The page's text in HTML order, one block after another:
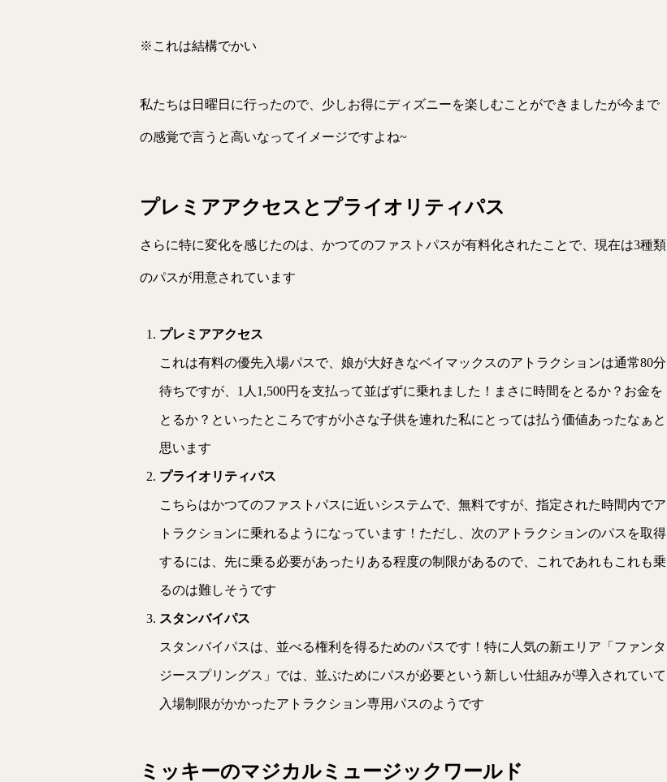
※これは結構でかい
私たちは日曜日に行ったので、少しお得にディズニーを楽しむことができましたが今まで
の感覚で言うと高いなってイメージですよね~
プレミアアクセスとプライオリティパス
さらに特に変化を感じたのは、かつてのファストパスが有料化されたことで、現在は3種類
のパスが用意されています
プレミアアクセス
これは有料の優先入場パスで、娘が大好きなベイマックスのアトラクションは通常80分
待ちですが、1人1,500円を支払って並ばずに乗れました！まさに時間をとるか？お金を
とるか？といったところですが小さな子供を連れた私にとっては払う価値あったなぁと
思います
プライオリティパス
こちらはかつてのファストパスに近いシステムで、無料ですが、指定された時間内でア
トラクションに乗れるようになっています！ただし、次のアトラクションのパスを取得
するには、先に乗る必要があったりある程度の制限があるので、これであれもこれも乗
るのは難しそうです
スタンバイパス
スタンバイパスは、並べる権利を得るためのパスです！特に人気の新エリア「ファンタ
ジースプリングス」では、並ぶためにパスが必要という新しい仕組みが導入されていて
入場制限がかかったアトラクション専用パスのようです
ミッキーのマジカルミュージックワールド